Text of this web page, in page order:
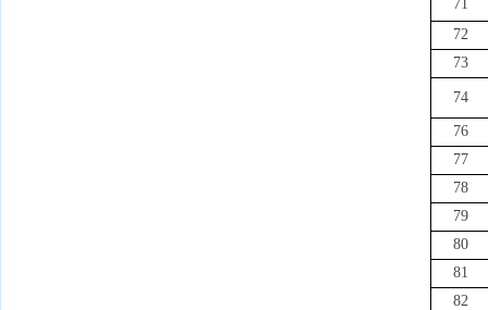
71
72
73
74
76
77
78
79
80
81
82